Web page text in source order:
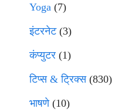
Yoga (7)
इंटरनेट(3)
कंप्युटर (1)
टिप्स & ट्रिक्स(830)
भाषणे(10)